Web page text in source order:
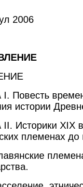
2006
Повесть
истории
Историки XIX
племенах